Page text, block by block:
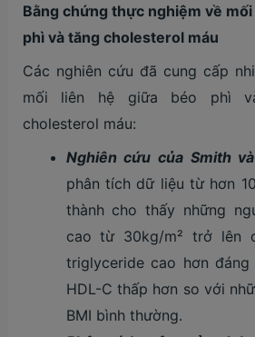
Bằng chứng thực nghiệm về
phì và tăng cholesterol máu
Các nghiên cứu đã cung cấp
mối liên hệ giữa béo phì
cholesterol máu:
Nghiên cứu của Smith
phân tích dữ liệu từ hơn
thành cho thấy những
cao từ 30kg/m² trở lên
triglyceride cao hơn
HDL-C thấp hơn so với
BMI bình thường.